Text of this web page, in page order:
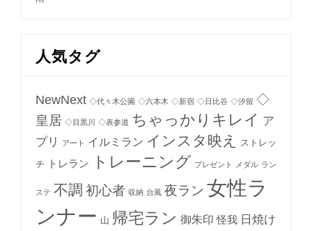
人気タグ
NewNext ◇代々木公園 ◇六本木 ◇新宿 ◇日比谷 ◇汐留 ◇
皇居 ◇目黒川 ◇表参道 ちゃっかりキレイ ア
プリ
アート イルミラン インスタ映え ストレッ
チ トレラン トレーニング プレゼント メダル ラン
ステ 不調 初心者 収納 台風 夜ラン 女性ラ
ンナー 山 帰宅ラン 御朱印 怪我 日焼け